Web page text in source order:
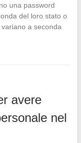
una password
del loro stato o
a seconda
avere
nel